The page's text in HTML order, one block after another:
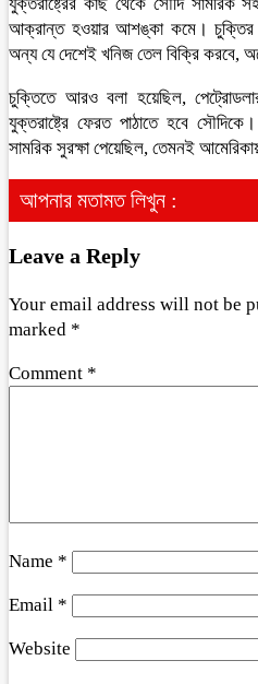
আক্রান্ত হওয়ার আশঙ্কা কমে। চুক্তির
অন্য যে দেশেই খনিজ তেল বিক্রি করবে,
চুক্তিতে আরও বলা হয়েছিল,
যুক্তরাষ্ট্রে ফেরত পাঠাতে হবে
সামরিক সুরক্ষা পেয়েছিল, তেমনই
আপনার মতামত লিখুন :
Leave a Reply
Your email address will not be
marked *
Comment *
Name *
Email *
Website